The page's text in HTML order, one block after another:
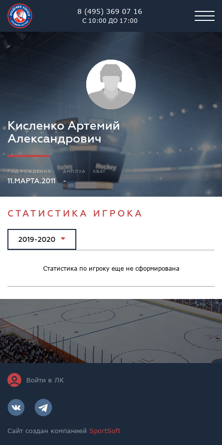
8 (495) 369 07 16
С 10:00 ДО 17:00
Кисленко Артемий
Александрович
ГОД РОЖДЕНИЯ
11.МАРТА.2011
АМПЛУА
-
ХВАТ
СТАТИСТИКА ИГРОКА
2019-2020
Статистика по игроку еще не сформирована
Войти в ЛК
Сайт создан компанией SportSoft